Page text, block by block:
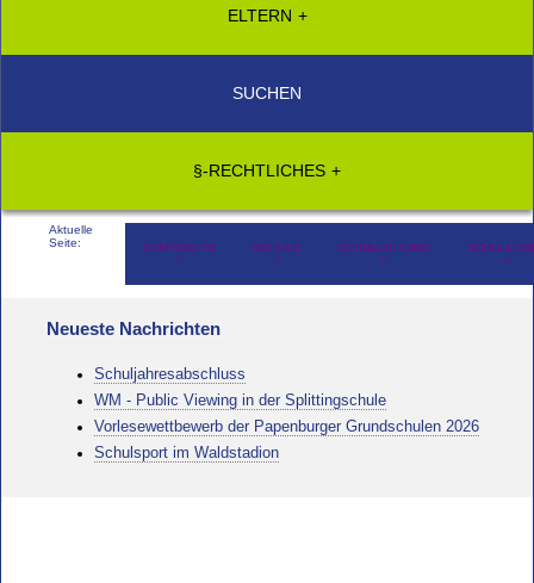
ELTERN
SUCHEN
§-RECHTLICHES
Aktuelle
Seite:
STARTSEITE SCHULE SCHULLEITUNG
Neueste Nachrichten
Schuljahresabschluss
WM - Public Viewing in der Splittingschule
Vorlesewettbewerb der Papenburger Grundschulen 2026
Schulsport im Waldstadion